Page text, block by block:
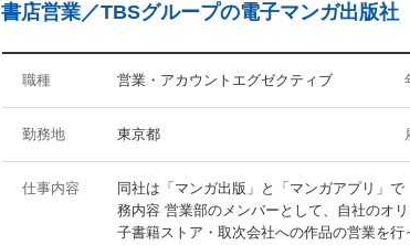
書店営業／TBSグループの電子マンガ出版社
職種 営業・アカウントエグゼクティブ
勤務地 東京都
仕事内容
同社は「マンガ出版」と「マンガアプリ」
務内容 営業部のメンバーとして、自社のオ
子書籍ストア・取次会社への作品の営業を